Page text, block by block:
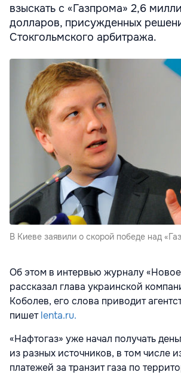
взыскать с «Газпрома» 2,6
долларов, присужденных
Стокгольмского арбитража.
В Киеве заявили о скорой победе над
Об этом в интервью журналу
рассказал глава украинской
Коболев, его слова приводит
пишетlenta.ru.
«Нафтогаз» уже начал получать
из разных источников, в том числе
платежей за транзит газа по